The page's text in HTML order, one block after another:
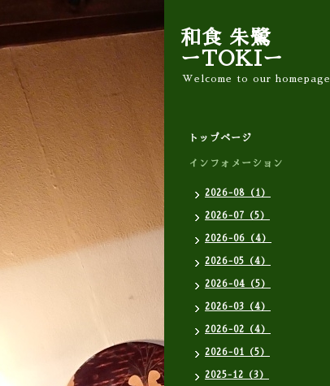
和食 朱鷺
ーTOKIー
Welcome to our homepage
トップページ
インフォメーション
2026-08（1）
2026-07（5）
2026-06（4）
2026-05（4）
2026-04（5）
2026-03（4）
2026-02（4）
2026-01（5）
2025-12（3）